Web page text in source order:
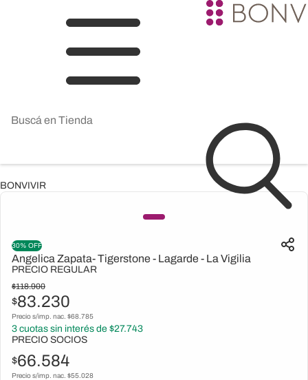
BONVIVIR
30% OFF
Angelica Zapata- Tigerstone - Lagarde - La Vigilia
PRECIO REGULAR
$118.900
$83.230
Precio s/imp. nac. $68.785
3 cuotas sin interés de $27.743
PRECIO SOCIOS
$66.584
Precio s/imp. nac. $55.028